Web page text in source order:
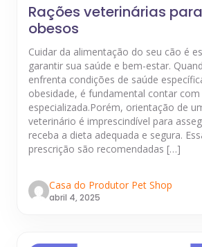
Rações veterinárias
obesos
Cuidar da alimentação do seu cão é
garantir sua saúde e bem-estar.
enfrenta condições de saúde
obesidade, é fundamental contar
especializada.Porém, orientação de
veterinário é imprescindível para
receba a dieta adequada e segura.
prescrição são recomendadas […]
Casa do Produtor Pet Shop
abril 4, 2025